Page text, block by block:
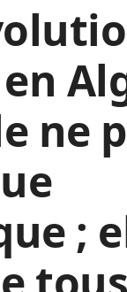
ne
;